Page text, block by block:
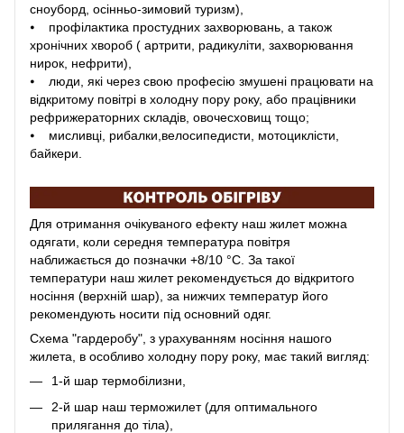
сноуборд, осінньо-зимовий туризм),
⦁ профілактика простудних захворювань, а також
хронічних хвороб ( артрити, радикуліти, захворювання
нирок, нефрити),
⦁ люди, які через свою професію змушені працювати на
відкритому повітрі в холодну пору року, або працівники
рефрижераторних складів, овочесховищ тощо;
⦁ мисливці, рибалки,велосипедисти, мотоциклісти,
байкери.
Для отримання очікуваного ефекту наш жилет можна
одягати, коли середня температура повітря
наближається до позначки +8/10 °C. За такої
температури наш жилет рекомендується до відкритого
носіння (верхній шар), за нижчих температур його
рекомендують носити під основний одяг.
Схема "гардеробу", з урахуванням носіння нашого
жилета, в особливо холодну пору року, має такий вигляд:
1-й шар термобілизни,
2-й шар наш терможилет (для оптимального
прилягання до тіла),